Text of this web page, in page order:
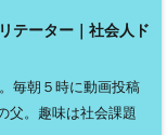
テーター｜社会人ド
毎朝５時に動画投稿
父。趣味は社会課題